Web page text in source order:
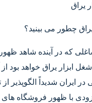
یراق
یراق چطور می بینید؟
که در آینده شاهد
ابزار یراق خواهد بود از
ایران شدیداً الگوپذیر از
با ظهور فروشگاه های